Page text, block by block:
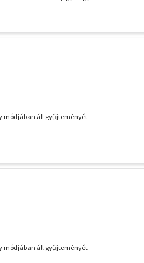
módjában áll gyűjteményét
módjában áll gyűjteményét